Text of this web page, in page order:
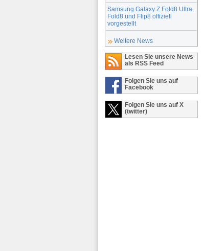
Samsung Galaxy Z Fold8 Ultra,
Fold8 und Flip8 offiziell
vorgestellt
Weitere News
Lesen Sie unsere News
als RSS Feed
Folgen Sie uns auf
Facebook
Folgen Sie uns auf X
(twitter)